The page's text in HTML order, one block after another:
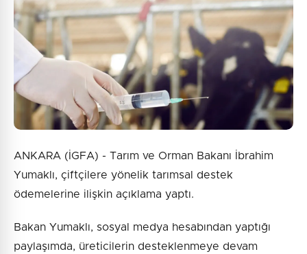
3 + 10 = ?
Gönder
ANKARA (İGFA) - Tarım ve Orman Bakanı İbrahim
Yumaklı, çiftçilere yönelik tarımsal destek
ödemelerine ilişkin açıklama yaptı.
Bakan Yumaklı, sosyal medya hesabından yaptığı
paylaşımda, üreticilerin desteklenmeye devam